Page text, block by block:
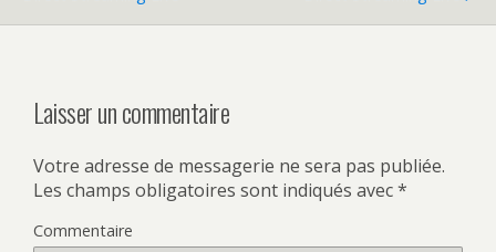
Laisser un commentaire
Votre adresse de messagerie ne sera pas publiée.
Les champs obligatoires sont indiqués avec*
Commentaire